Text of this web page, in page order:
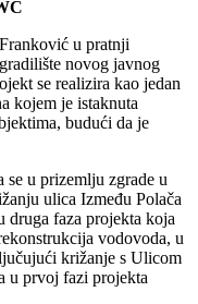
u pratnji
novog javnog
se realizira kao jedan
kojem je istaknuta
budući da je
se u prizemlju zgrade u
ulica Između Polača
druga faza projekta koja
vodovoda, u
križanje s Ulicom
u prvoj fazi projekta